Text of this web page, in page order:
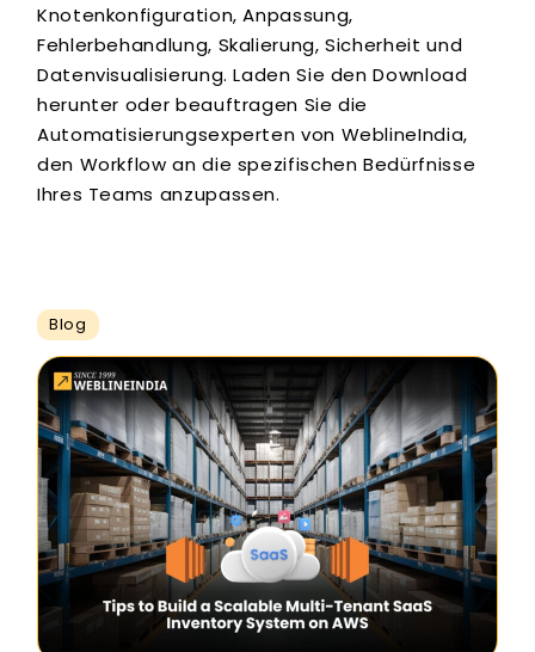
Knotenkonfiguration, Anpassung,
Fehlerbehandlung, Skalierung, Sicherheit und
Datenvisualisierung. Laden Sie den Download
herunter oder beauftragen Sie die
Automatisierungsexperten von WeblineIndia,
den Workflow an die spezifischen Bedürfnisse
Ihres Teams anzupassen.
Blog